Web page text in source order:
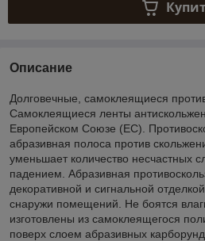
Описание
Долговечные, самоклеящиеся
Самоклеящиеся ленты
Европейском Союзе (ЕС).
абразивная полоса против
уменьшает количество несчастных
падением. Абразивная
декоративной и сигнальной
снаружи помещений. Не боятся
изготовлены из самоклеящегося
поверх слоем абразивных